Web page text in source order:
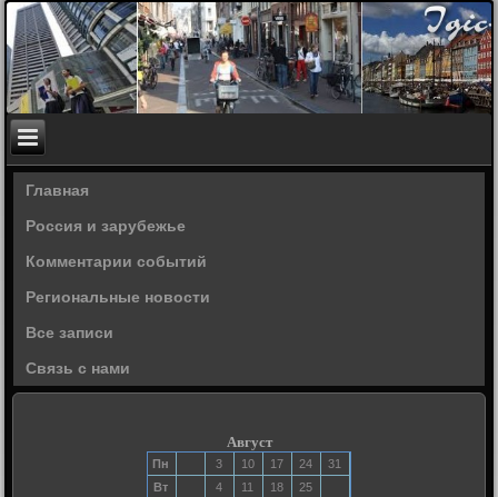
Главная
Россия и зарубежье
Комментарии событий
Региональные новости
Все записи
Связь с нами
Август
Пн 3 10 17 24
31
Вт
4 11 18
25